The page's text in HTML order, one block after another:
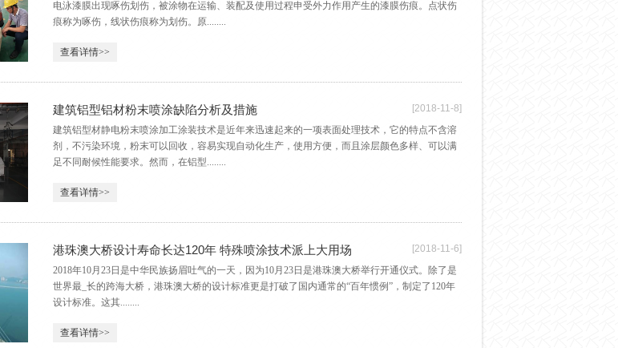
电泳漆膜出现啄伤划伤，被涂物在运输、装配及使用过程申受外力作用产生的漆膜伤痕。点状伤
痕称为啄伤，线状伤痕称为划伤。原........
查看详情>>
建筑铝型铝材粉末喷涂缺陷分析及措施
[2018-11-8]
建筑铝型材静电粉末喷涂加工涂装技术是近年来迅速起来的一项表面处理技术，它的特点不含溶
剂，不污染环境，粉末可以回收，容易实现自动化生产，使用方便，而且涂层颜色多样、可以满
足不同耐候性能要求。然而，在铝型........
查看详情>>
港珠澳大桥设计寿命长达120年 特殊喷涂技术派上大用场
[2018-11-6]
2018年10月23日是中华民族扬眉吐气的一天，因为10月23日是港珠澳大桥举行开通仪式。除了是
世界最_长的跨海大桥，港珠澳大桥的设计标准更是打破了国内通常的“百年惯例”，制定了120年
设计标准。这其........
查看详情>>